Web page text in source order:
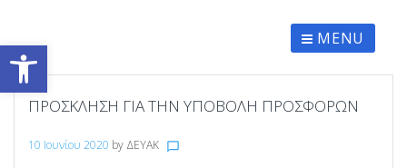
Ανοίξτε τη γραμμή εργαλείων MENU
ΠΡΟΣΚΛΗΣΗ ΓΙΑ ΤΗΝ ΥΠΟΒΟΛΗ ΠΡΟΣΦΟΡΩΝ
10 Ιουνίου 2020 by ΔΕΥΑΚ chat_bubble_outline